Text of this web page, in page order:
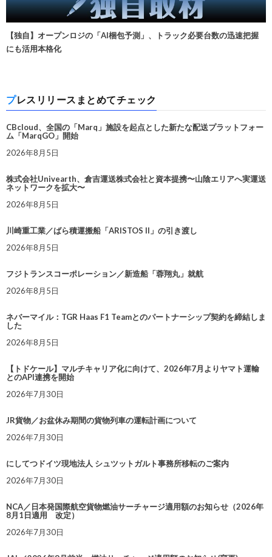
【独自】オープンロジの「AI梱包予測」、トラック必要台数の迅速把握
にも活用本格化
プレスリリースまとめてチェック
CBcloud、全国の「Marq」施設を起点とした新たな配送プラットフォー
ム「MarqGO」開始
2026年8月5日
株式会社Univearth、倉吉運送株式会社と資本提携〜山陰エリアへ実運送
ネットワークを拡大〜
2026年8月5日
川崎重工業／ばら積運搬船「ARISTOS II」の引き渡し
2026年8月5日
フジトランスコーポレーション／新造船「蓉翔丸」就航
2026年8月5日
ネバーマイル：TGR Haas F1 Teamとのパートナーシップ契約を締結しま
した
2026年8月5日
【トドケール】マルチキャリア化に向けて、2026年7月よりヤマト運輸
とのAPI連携を開始
2026年7月30日
JR貨物／お盆休み期間の貨物列車の運転計画について
2026年7月30日
にしてつドイツ現地法人 シュツットガルト事務所移転のご案内
2026年7月30日
NCA／日本発国際航空貨物燃油サーチャージ適用額のお知らせ（2026年
8月1日適用 改定）
2026年7月30日